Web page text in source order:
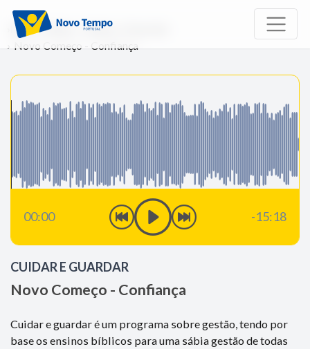
Início Rádio
Cuidar e Guardar
Novo Começo - Confiança
00:00 -15:18
CUIDAR E GUARDAR
Novo Começo - Confiança
Cuidar e guardar é um programa sobre gestão, tendo por
base os ensinos bíblicos para uma sábia gestão de todas